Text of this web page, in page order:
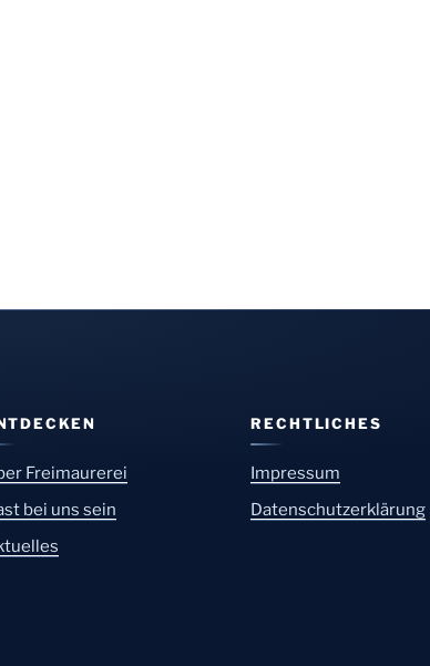
Freimaurerei
bei uns sein
RECHTLICHES
Impressum
Datenschutzerklärung